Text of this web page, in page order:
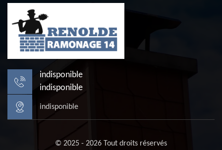
indisponible
indisponible
indisponible
© 2025 - 2026 Tout droits réservés